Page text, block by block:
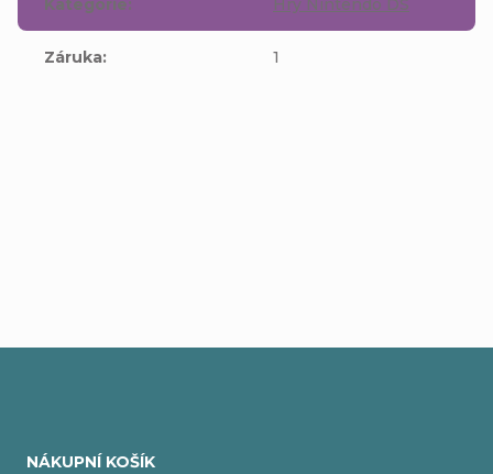
Záruka: 1
NÁKUPNÍ KOŠÍK